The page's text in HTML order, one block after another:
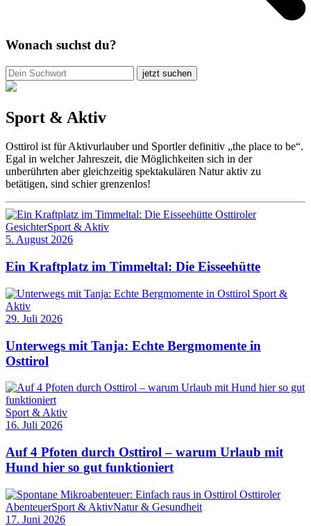
Wonach suchst du?
jetzt suchen
Sport & Aktiv
Osttirol ist für Aktivurlauber und Sportler definitiv „the place to be“.
Egal in welcher Jahreszeit, die Möglichkeiten sich in der
unberührten aber gleichzeitig spektakulären Natur aktiv zu
betätigen, sind schier grenzenlos!
Osttiroler
GesichterSport & Aktiv
5. August 2026
Ein Kraftplatz im Timmeltal: Die Eisseehütte
Sport &
Aktiv
29. Juli 2026
Unterwegs mit Tanja: Echte Bergmomente in
Osttirol
Sport & Aktiv
16. Juli 2026
Auf 4 Pfoten durch Osttirol – warum Urlaub mit
Hund hier so gut funktioniert
Osttiroler
AbenteuerSport & AktivNatur & Gesundheit
17. Juni 2026